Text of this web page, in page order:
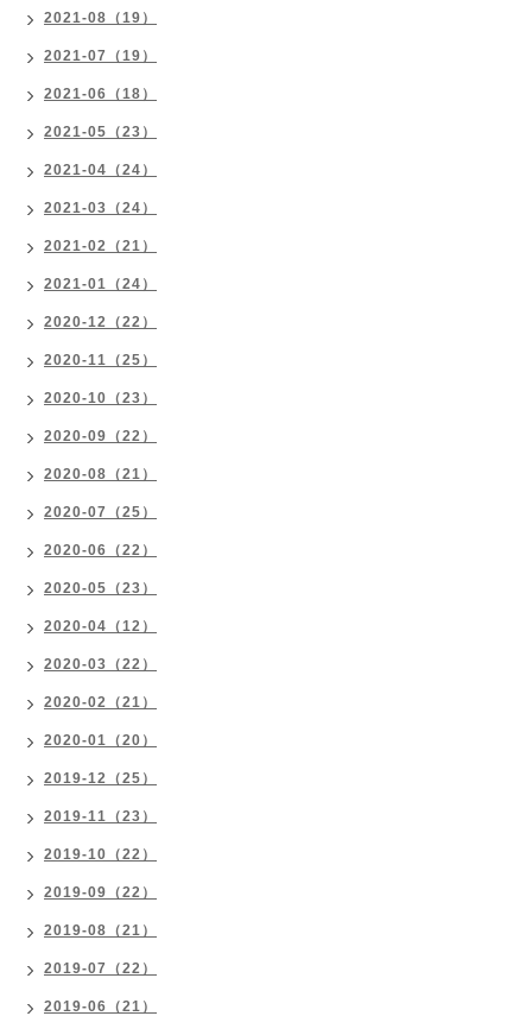
2021-08（19）
2021-07（19）
2021-06（18）
2021-05（23）
2021-04（24）
2021-03（24）
2021-02（21）
2021-01（24）
2020-12（22）
2020-11（25）
2020-10（23）
2020-09（22）
2020-08（21）
2020-07（25）
2020-06（22）
2020-05（23）
2020-04（12）
2020-03（22）
2020-02（21）
2020-01（20）
2019-12（25）
2019-11（23）
2019-10（22）
2019-09（22）
2019-08（21）
2019-07（22）
2019-06（21）